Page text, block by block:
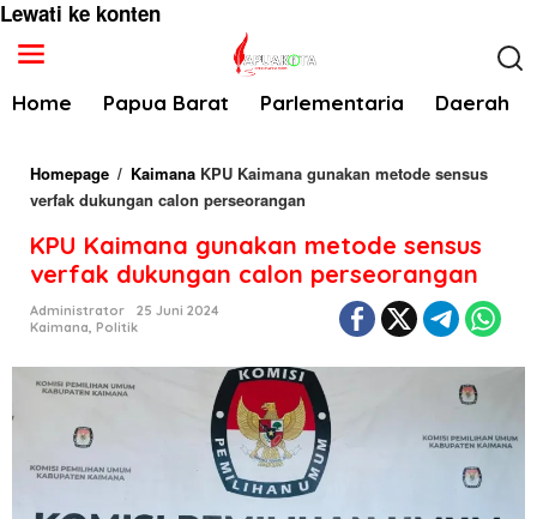
Lewati ke konten
Home Papua Barat Parlementaria Daerah
Homepage / Kaimana KPU Kaimana gunakan metode sensus
verfak dukungan calon perseorangan
KPU Kaimana gunakan metode sensus
verfak dukungan calon perseorangan
Administrator
25 Juni 2024
Kaimana, Politik